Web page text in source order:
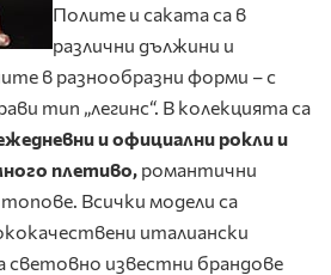
Полите и саката са в
различни дължини и
в разнообразни форми – с
тип „легинс“. В колекцията са
и официални рокли и
плетиво, романтични
Всички модели са
италиански
световно известни брандове